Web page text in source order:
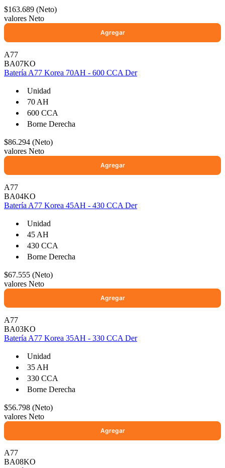
Ayuda
Sobre nosotros
Talleres
Sucursales
¿Quieres trabajar en Antumalal?
Contacto
Regístrate como Mayorista
$163.689 (Neto)
valores Neto
A77
BA07KO
Batería A77 Korea 70AH - 600 CCA Der
Unidad
70 AH
600 CCA
Borne Derecha
$86.294 (Neto)
valores Neto
A77
BA04KO
Batería A77 Korea 45AH - 430 CCA Der
Unidad
45 AH
430 CCA
Borne Derecha
$67.555 (Neto)
valores Neto
A77
BA03KO
Batería A77 Korea 35AH - 330 CCA Der
Unidad
35 AH
330 CCA
Borne Derecha
$56.798 (Neto)
valores Neto
A77
BA08KO